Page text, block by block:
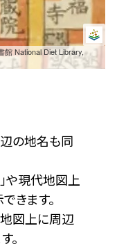
館 National Diet Library,
の地名も同
」や現代地図上
きます。
地図上に周辺
。